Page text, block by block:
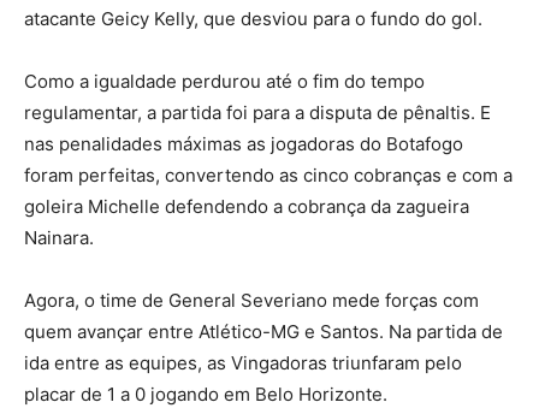
atacante Geicy Kelly, que desviou para o fundo do gol.
Como a igualdade perdurou até o fim do tempo
regulamentar, a partida foi para a disputa de pênaltis. E
nas penalidades máximas as jogadoras do Botafogo
foram perfeitas, convertendo as cinco cobranças e com a
goleira Michelle defendendo a cobrança da zagueira
Nainara.
Agora, o time de General Severiano mede forças com
quem avançar entre Atlético-MG e Santos. Na partida de
ida entre as equipes, as Vingadoras triunfaram pelo
placar de 1 a 0 jogando em Belo Horizonte.